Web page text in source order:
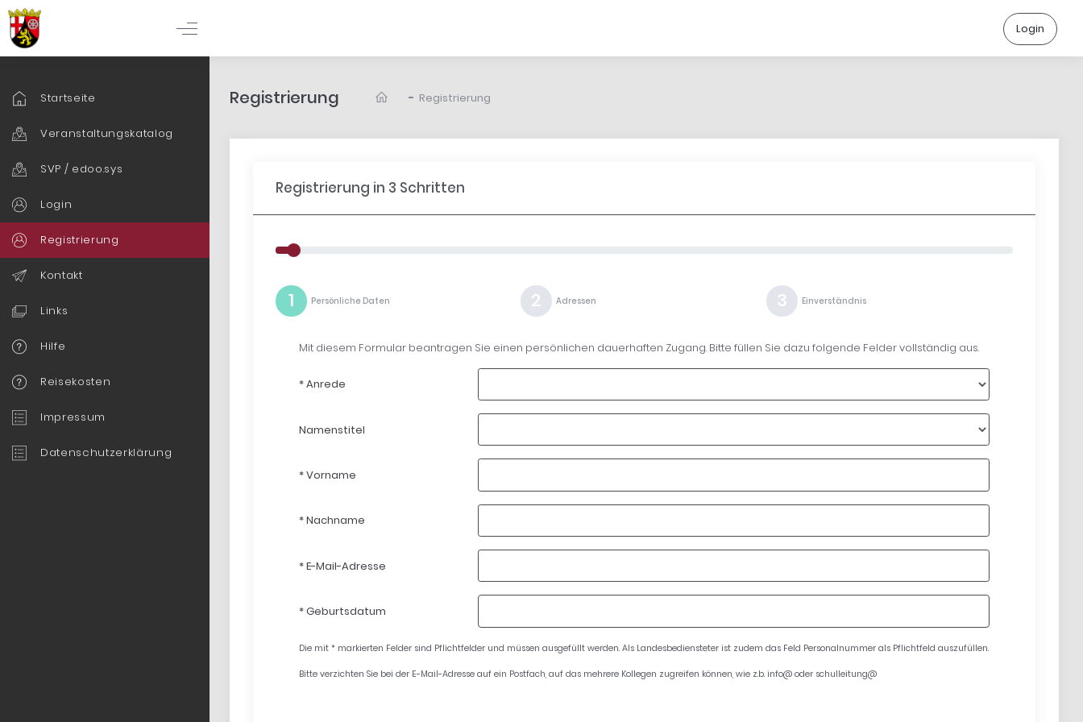
Login
Startseite
Veranstaltungskatalog
SVP / edoo.sys
Login
Registrierung
Kontakt
Links
Hilfe
Reisekosten
Impressum
Datenschutzerklärung
Registrierung - Registrierung
Registrierung in 3 Schritten
1 Persönliche Daten 2 Adressen 3 Einverständnis
Mit diesem Formular beantragen Sie einen persönlichen dauerhaften Zugang. Bitte füllen Sie dazu folgende Felder vollständig aus.
* Anrede
Namenstitel
* Vorname
* Nachname
* E-Mail-Adresse
* Geburtsdatum
Die mit * markierten Felder sind Pflichtfelder und müssen ausgefüllt werden. Als Landesbediensteter ist zudem das Feld Personalnummer als Pflichtfeld auszufüllen.
Bitte verzichten Sie bei der E-Mail-Adresse auf ein Postfach, auf das mehrere Kollegen zugreifen können, wie z.b. info@ oder schulleitung@